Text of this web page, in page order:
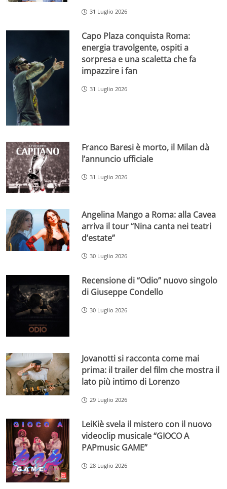
31 Luglio 2026
Capo Plaza conquista Roma:
energia travolgente, ospiti a
sorpresa e una scaletta che fa
impazzire i fan
31 Luglio 2026
Franco Baresi è morto, il Milan dà
l’annuncio ufficiale
31 Luglio 2026
Angelina Mango a Roma: alla Cavea
arriva il tour “Nina canta nei teatri
d’estate”
30 Luglio 2026
Recensione di “Odio” nuovo singolo
di Giuseppe Condello
30 Luglio 2026
Jovanotti si racconta come mai
prima: il trailer del film che mostra il
lato più intimo di Lorenzo
29 Luglio 2026
LeiKiè svela il mistero con il nuovo
videoclip musicale “GIOCO A
PAPmusic GAME”
28 Luglio 2026